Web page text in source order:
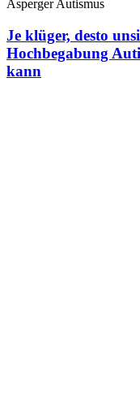
Asperger Autismus
Je klüger, desto
Hochbegabung
kann